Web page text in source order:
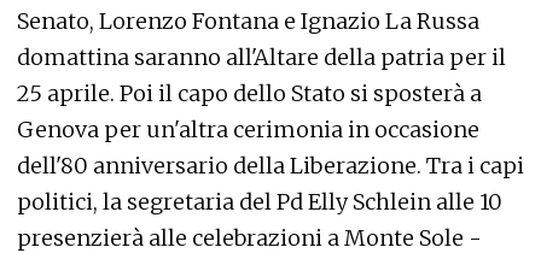
Senato, Lorenzo Fontana e Ignazio La Russa
domattina saranno all'Altare della patria per il
25 aprile. Poi il capo dello Stato si sposterà a
Genova per un'altra cerimonia in occasione
dell'80 anniversario della Liberazione. Tra i capi
politici, la segretaria del Pd Elly Schlein alle 10
presenzierà alle celebrazioni a Monte Sole -